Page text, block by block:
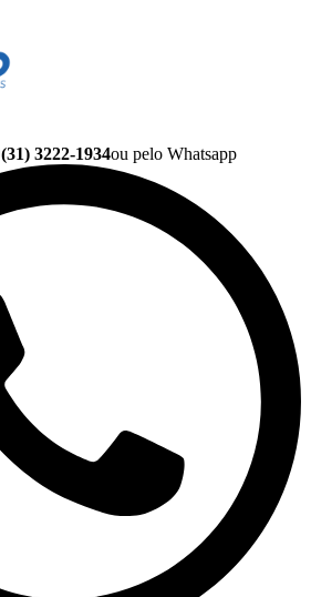
(31) 3222-1934ou pelo Whatsapp